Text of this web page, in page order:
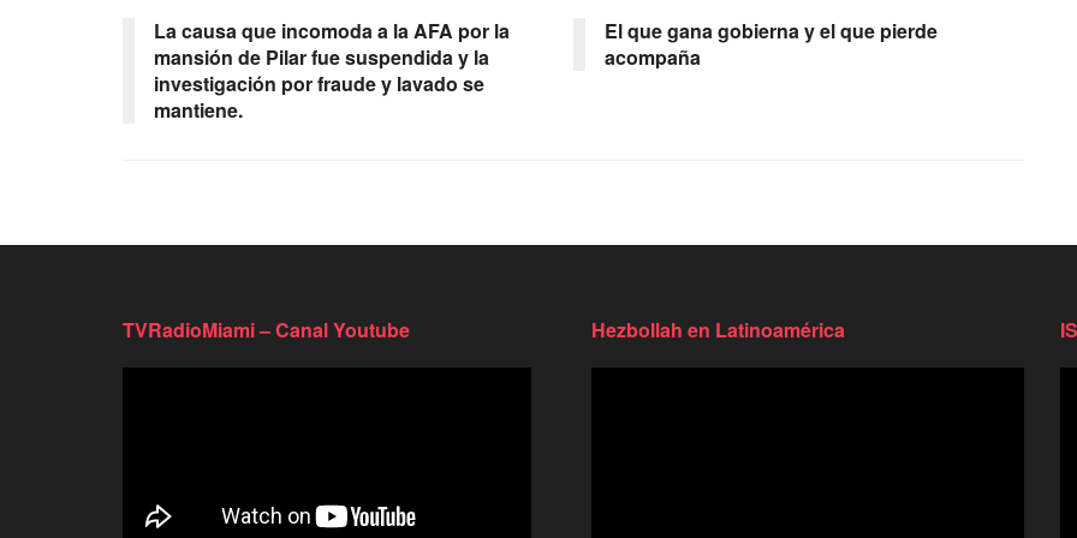
La causa que incomoda a la AFA por la
mansión de Pilar fue suspendida y la
investigación por fraude y lavado se
mantiene.
El que gana gobierna y el que pierde
acompaña
TVRadioMiami – Canal Youtube Hezbollah en Latinoamérica